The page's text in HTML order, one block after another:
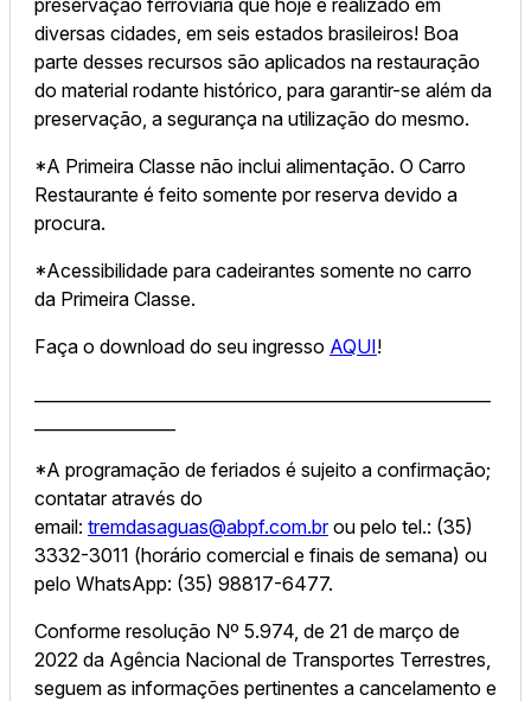
preservação ferroviária que hoje é realizado em
diversas cidades, em seis estados brasileiros! Boa
parte desses recursos são aplicados na restauração
do material rodante histórico, para garantir-se além da
preservação, a segurança na utilização do mesmo.
*A Primeira Classe não inclui alimentação. O Carro
Restaurante é feito somente por reserva devido a
procura.
*Acessibilidade para cadeirantes somente no carro
da Primeira Classe.
Faça o download do seu ingresso AQUI!
*A programação de feriados é sujeito a confirmação;
contatar através do
email: tremdasaguas@abpf.com.brou pelo tel.: (35)
3332-3011 (horário comercial e finais de semana) ou
pelo WhatsApp: (35) 98817-6477.
Conforme resolução Nº 5.974, de 21 de março de
2022 da Agência Nacional de Transportes Terrestres,
seguem as informações pertinentes a cancelamento e